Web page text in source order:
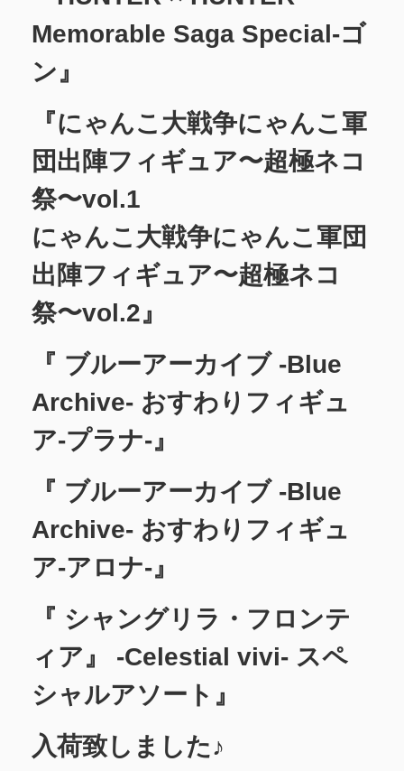
Memorable Saga Special-ゴ
ン』
『にゃんこ大戦争にゃんこ軍
団出陣フィギュア〜超極ネコ
祭〜vol.1
にゃんこ大戦争にゃんこ軍団
出陣フィギュア〜超極ネコ
祭〜vol.2』
『 ブルーアーカイブ -Blue
Archive- おすわりフィギュ
ア-プラナ-』
『 ブルーアーカイブ -Blue
Archive- おすわりフィギュ
ア-アロナ-』
『 シャングリラ・フロンテ
ィア』 -Celestial vivi- スペ
シャルアソート』
入荷致しました♪